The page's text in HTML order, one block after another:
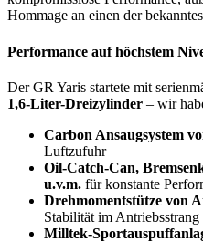
Hommage an einen der
Performance auf höchstem
Der GR Yaris startete mit
1,6-Liter-Dreizylinder – wir
Carbon Ansaugsystem
Luftzufuhr
Oil-Catch-Can,
u.v.m. für konstante
Drehmomentstütze von
Stabilität im Antriebsstrang
Milltek-